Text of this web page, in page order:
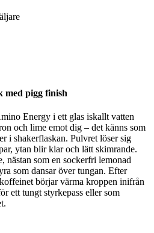
med pigg finish
Energy i ett glas iskallt vatten
och lime emot dig – det känns som
i shakerflaskan. Pulvret löser sig
ytan blir klar och lätt skimrande.
nästan som en sockerfri lemonad
som dansar över tungan. Efter
börjar värma kroppen inifrån
ett tungt styrkepass eller som